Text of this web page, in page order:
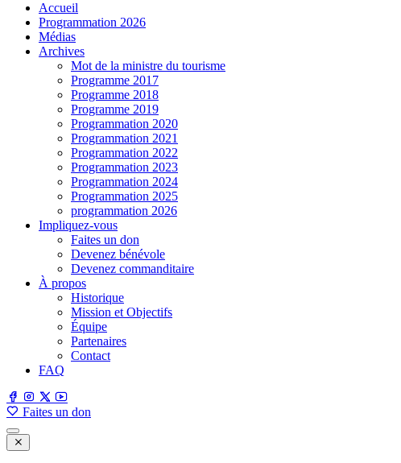
Accueil
Programmation 2026
Médias
Archives
Mot de la ministre du tourisme
Programme 2017
Programme 2018
Programme 2019
Programmation 2020
Programmation 2021
Programmation 2022
Programmation 2023
Programmation 2024
Programmation 2025
programmation 2026
Impliquez-vous
Faites un don
Devenez bénévole
Devenez commanditaire
À propos
Historique
Mission et Objectifs
Équipe
Partenaires
Contact
FAQ
Faites un don